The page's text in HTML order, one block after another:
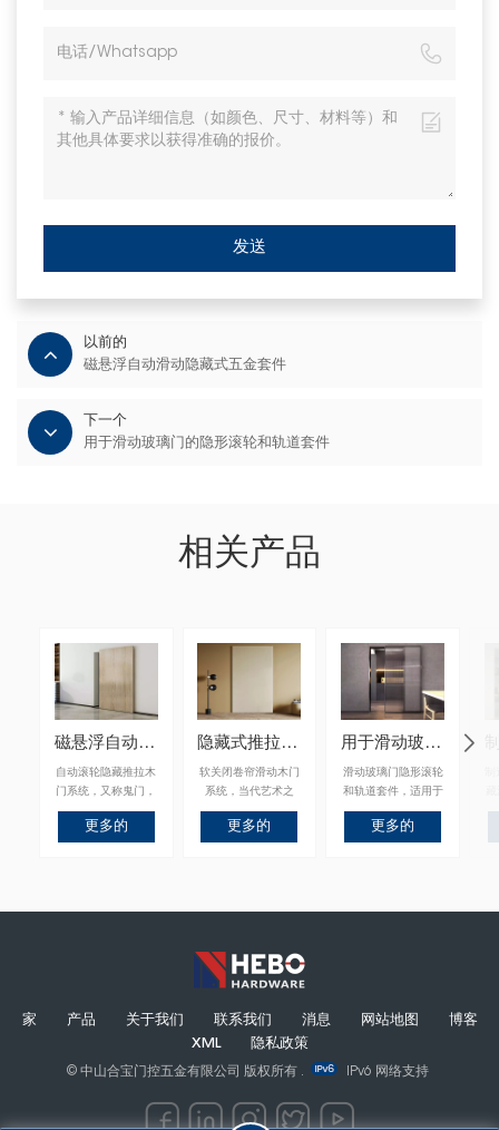
发送
以前的
磁悬浮自动滑动隐藏式五金套件
下一个
用于滑动玻璃门的隐形滚轮和轨道套件
相关产品
磁悬浮自动滑动隐藏式五金套件
自动滚轮隐藏推拉木
门系统，又称鬼门，
当代艺术之门。适用
于卧室、书房、储藏
更多的
隐藏式推拉门轨道五金套装
软关闭卷帘滑动木门
系统，当代艺术之
门。适用于卧室、书
房、储藏室等。
更多的
用于滑动玻璃门的隐形滚轮和轨道套件
滑动玻璃门隐形滚轮
和轨道套件，适用于
卧室、书房、储藏室
等。
更多的
家 产品 关于我们 联系我们 消息 网站地图
博客
XML
隐私政策
© 中山合宝门控五金有限公司 版权所有 . IPv6 网络支持